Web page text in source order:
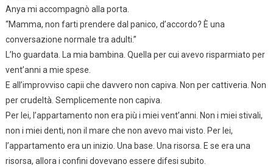
Anya mi accompagnò alla porta.
“Mamma, non farti prendere dal panico, d’accordo? È una
conversazione normale tra adulti.”
L’ho guardata. La mia bambina. Quella per cui avevo risparmiato per
vent’anni a mie spese.
E all’improvviso capii che davvero non capiva. Non per cattiveria. Non
per crudeltà. Semplicemente non capiva.
Per lei, l’appartamento non era più i miei vent’anni. Non i miei stivali,
non i miei denti, non il mare che non avevo mai visto. Per lei,
l’appartamento era un inizio. Una base. Una risorsa. E se era una
risorsa, allora i confini dovevano essere difesi subito.